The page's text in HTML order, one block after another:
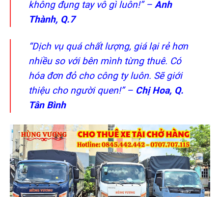
không đụng tay vô gì luôn!” – Anh
Thành, Q.7
“Dịch vụ quá chất lượng, giá lại rẻ hơn
nhiều so với bên mình từng thuê. Có
hóa đơn đỏ cho công ty luôn. Sẽ giới
thiệu cho người quen!” – Chị Hoa, Q.
Tân Bình